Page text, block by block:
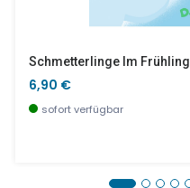
Schmetterlinge Im Frühling
6,90 €
sofort verfügbar